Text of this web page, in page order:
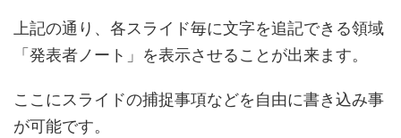
上記の通り、各スライド毎に文字を追記できる領域
「発表者ノート」を表示させることが出来ます。
ここにスライドの捕捉事項などを自由に書き込み事
が可能です。